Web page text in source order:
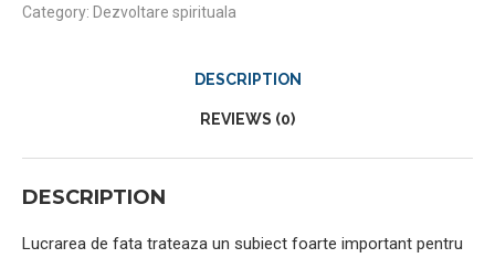
Category: Dezvoltare spirituala
DESCRIPTION
REVIEWS (0)
DESCRIPTION
Lucrarea de fata trateaza un subiect foarte important pentru